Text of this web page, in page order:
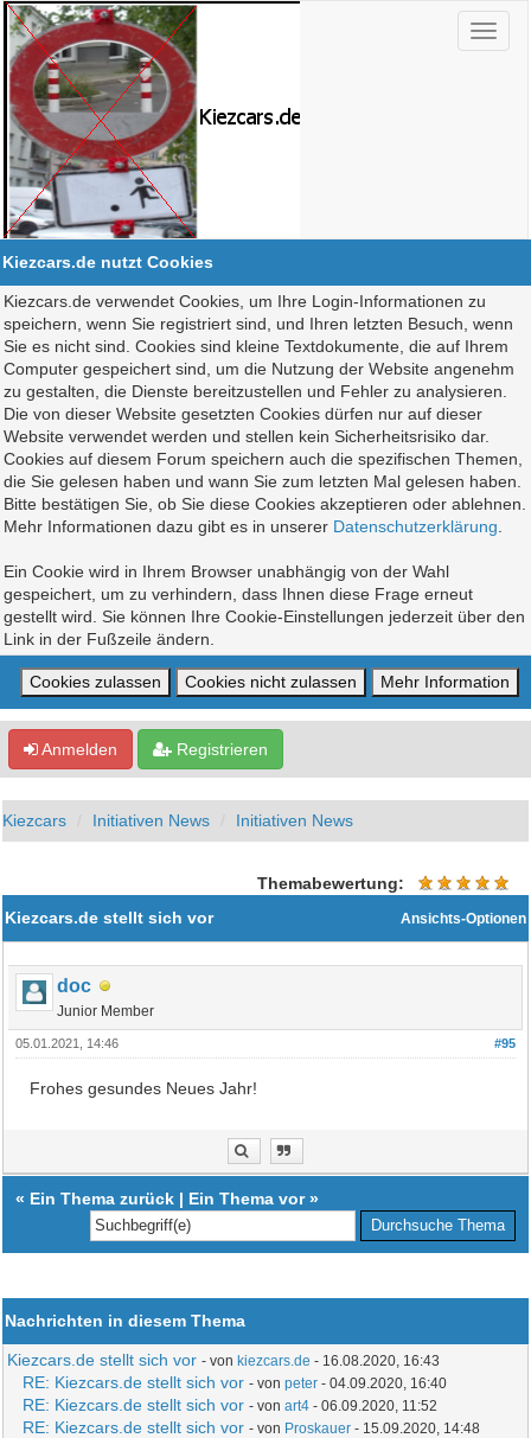
Kiezcars.de nutzt Cookies
Kiezcars.de verwendet Cookies, um Ihre Login-Informationen zu
speichern, wenn Sie registriert sind, und Ihren letzten Besuch, wenn
Sie es nicht sind. Cookies sind kleine Textdokumente, die auf Ihrem
Computer gespeichert sind, um die Nutzung der Website angenehm
zu gestalten, die Dienste bereitzustellen und Fehler zu analysieren.
Die von dieser Website gesetzten Cookies dürfen nur auf dieser
Website verwendet werden und stellen kein Sicherheitsrisiko dar.
Cookies auf diesem Forum speichern auch die spezifischen Themen,
die Sie gelesen haben und wann Sie zum letzten Mal gelesen haben.
Bitte bestätigen Sie, ob Sie diese Cookies akzeptieren oder ablehnen.
Mehr Informationen dazu gibt es in unserer Datenschutzerklärung
Ein Cookie wird in Ihrem Browser unabhängig von der Wahl
gespeichert, um zu verhindern, dass Ihnen diese Frage erneut
gestellt wird. Sie können Ihre Cookie-Einstellungen jederzeit über den
Link in der Fußzeile ändern.
Anmelden Registrieren
Kiezcars Initiativen News Initiativen News
Themabewertung:
Ansichts-Optionen
Kiezcars.de stellt sich vor
doc
Junior Member
#95
05.01.2021, 14:46
Frohes gesundes Neues Jahr!
« Ein Thema zurück | Ein Thema vor»
Nachrichten in diesem Thema
Kiezcars.de stellt sich vor - von kiezcars.de - 16.08.2020, 16:43
RE: Kiezcars.de stellt sich vor - vonpeter - 04.09.2020, 16:40
RE: Kiezcars.de stellt sich vor - vonart4 - 06.09.2020, 11:52
RE: Kiezcars.de stellt sich vor - von Proskauer - 15.09.2020, 14:48